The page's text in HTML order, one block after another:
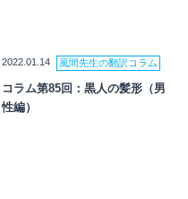
2022.01.14 風間先生の翻訳コラム
コラム第85回：黒人の髪形（男
性編）